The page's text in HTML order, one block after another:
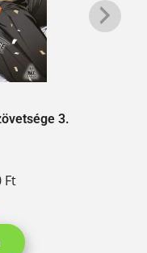
3.
Ft